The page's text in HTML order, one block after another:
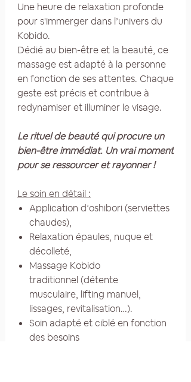
Une heure de relaxation profonde
pour s'immerger dans l’univers du
Kobido.
Dédié au bien-être et la beauté, ce
massage est adapté à la personne
en fonction de ses attentes. Chaque
geste est précis et contribue à
redynamiser et illuminer le visage.
Le rituel de beauté qui procure un
bien-être immédiat. Un vrai moment
pour se ressourcer et rayonner !
Le soin en détail :
Application d’oshibori (serviettes
chaudes),
Relaxation épaules, nuque et
décolleté,
Massage Kobido
traditionnel (détente
musculaire, lifting manuel,
lissages, revitalisation…).
Soin adapté et ciblé en fonction
des besoins